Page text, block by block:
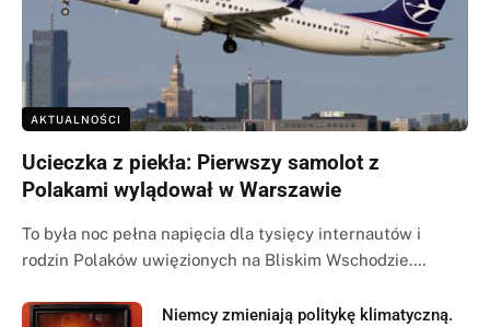
AKTUALNOŚCI
Ucieczka z piekła: Pierwszy samolot z
Polakami wylądował w Warszawie
To była noc pełna napięcia dla tysięcy internautów i
rodzin Polaków uwięzionych na Bliskim Wschodzie.…
Niemcy zmieniają politykę klimatyczną.